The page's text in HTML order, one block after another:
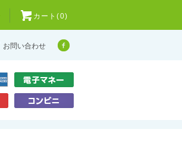
カート(0)
お問い合わせ